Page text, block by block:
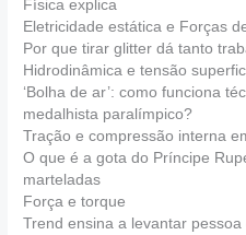
Física explica
Eletricidade estática e Forças
Por que tirar glitter dá tanto
Hidrodinâmica e tensão
‘Bolha de ar’: como funciona
medalhista paralímpico?
Tração e compressão interna
O que é a gota do Príncipe
marteladas
Força e torque
Trend ensina a levantar